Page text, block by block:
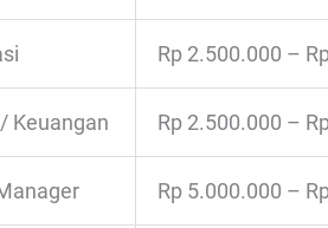
Rp 2.500.000 –
Keuangan Rp 2.500.000 –
Rp 5.000.000 –